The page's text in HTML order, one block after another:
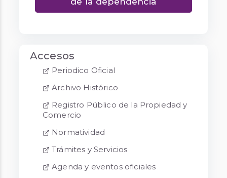
Accesos
Periodico Oficial
Archivo Histórico
Registro Público de la Propiedad y
Comercio
Normatividad
Trámites y Servicios
Agenda y eventos oficiales